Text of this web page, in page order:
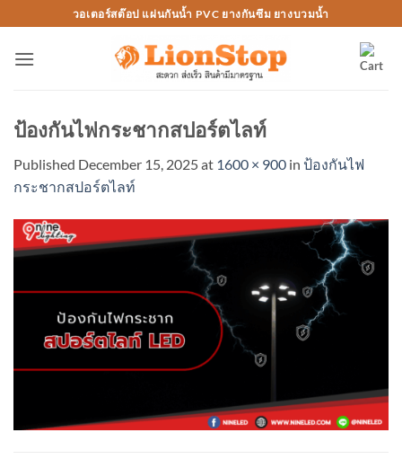
to
content
วอเตอร์สต๊อป แผ่นกันน้ำ PVC ยางกันซึม ยางบวมน้ำ
ป้องกันไฟกระชากสปอร์ตไลท์
Published December 15, 2025at 1600 × 900 in ป้องกันไฟ
กระชากสปอร์ตไลท์